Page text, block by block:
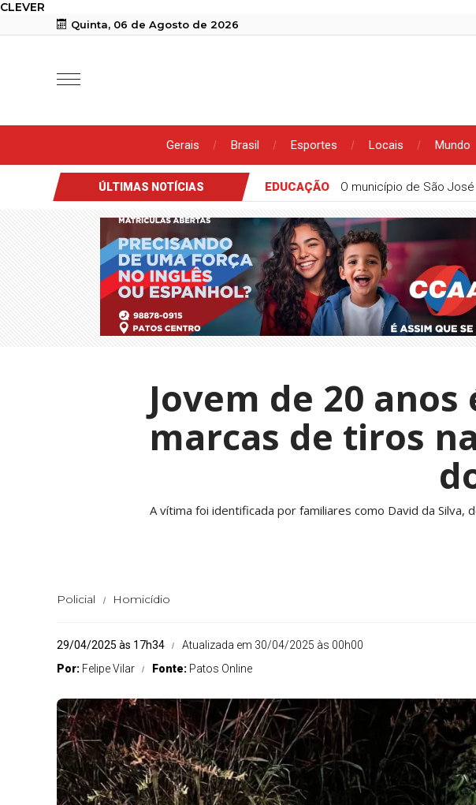
CLEVER
Quinta, 06 de Agosto de 2026
Gerais Brasil Esportes Locais Mundo
ÚLTIMAS NOTÍCIAS
de Malta participa de convenção que oficializou candidaturas de Lucas Ribeiro,
Jovem de 20
marcas de tiros
A vítima foi identificada por familiares como David da
Policial Homicídio
29/04/2025 às 17h34
Atualizada em 30/04/2025 às 00h00
Por: Felipe Vilar Fonte: Patos Online